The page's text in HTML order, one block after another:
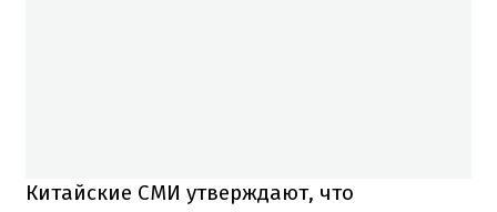
Китайские СМИ утверждают, что